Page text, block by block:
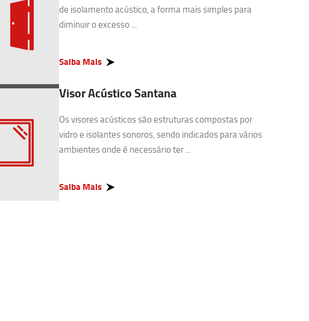
de isolamento acústico, a forma mais simples para
diminuir o excesso ...
Saiba Mais
Visor Acústico Santana
Os visores acústicos são estruturas compostas por
vidro e isolantes sonoros, sendo indicados para vários
ambientes onde é necessário ter ...
Saiba Mais